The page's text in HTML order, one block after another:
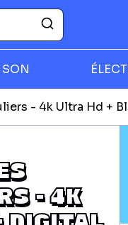
- 4k Ultra Hd +
- 4K